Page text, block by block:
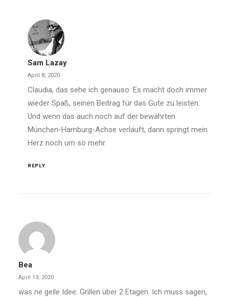
Sam Lazay
April 8, 2020
Claudia, das sehe ich genauso. Es macht doch immer
wieder Spaß, seinen Beitrag für das Gute zu leisten.
Und wenn das auch noch auf der bewährten
München-Hamburg-Achse verläuft, dann springt mein
Herz noch um so mehr.
REPLY
Bea
April 13, 2020
was ne geile Idee: Grillen über 2 Etagen. Ich muss sagen,